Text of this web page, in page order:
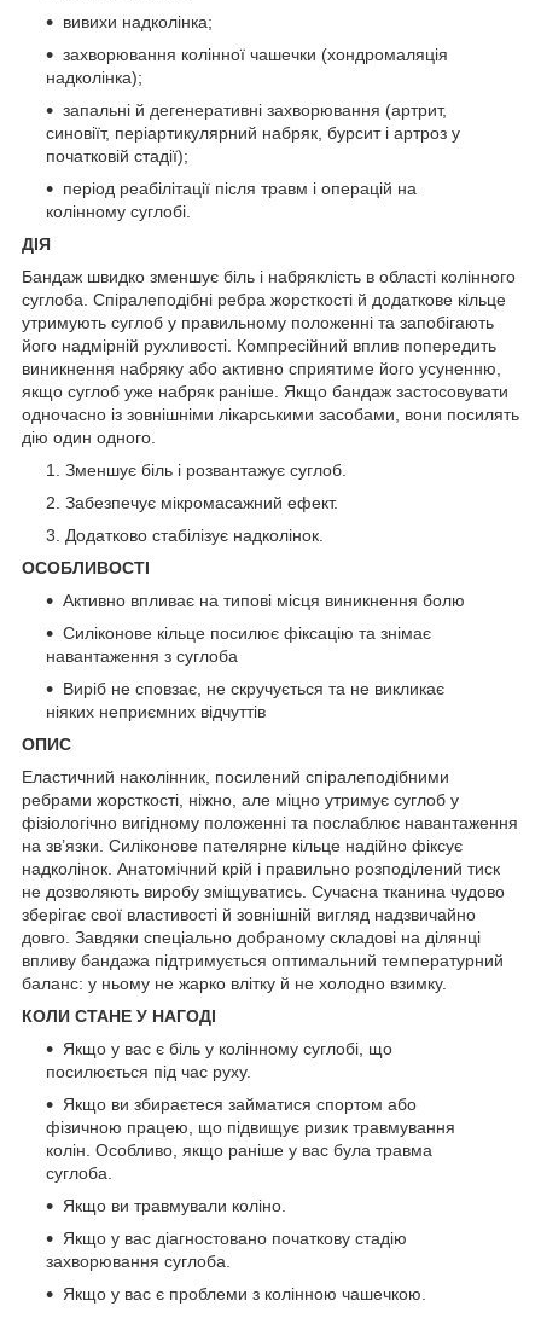
вивихи надколінка;
захворювання колінної чашечки (хондромаляція
надколінка);
запальні й дегенеративні захворювання (артрит,
синовіїт, періартикулярний набряк, бурсит і артроз у
початковій стадії);
період реабілітації після травм і операцій на
колінному суглобі.
ДІЯ
Бандаж швидко зменшує біль і набряклість в області колінного
суглоба. Спіралеподібні ребра жорсткості й додаткове кільце
утримують суглоб у правильному положенні та запобігають
його надмірній рухливості. Компресійний вплив попередить
виникнення набряку або активно сприятиме його усуненню,
якщо суглоб уже набряк раніше. Якщо бандаж застосовувати
одночасно із зовнішніми лікарськими засобами, вони посилять
дію один одного.
Зменшує біль і розвантажує суглоб.
Забезпечує мікромасажний ефект.
Додатково стабілізує надколінок.
ОСОБЛИВОСТІ
Активно впливає на типові місця виникнення болю
Силіконове кільце посилює фіксацію та знімає
навантаження з суглоба
Виріб не сповзає, не скручується та не викликає
ніяких неприємних відчуттів
ОПИС
Еластичний наколінник, посилений спіралеподібними
ребрами жорсткості, ніжно, але міцно утримує суглоб у
фізіологічно вигідному положенні та послаблює навантаження
на зв’язки. Силіконове пателярне кільце надійно фіксує
надколінок. Анатомічний крій і правильно розподілений тиск
не дозволяють виробу зміщуватись. Сучасна тканина чудово
зберігає свої властивості й зовнішній вигляд надзвичайно
довго. Завдяки спеціально добраному складові на ділянці
впливу бандажа підтримується оптимальний температурний
баланс: у ньому не жарко влітку й не холодно взимку.
КОЛИ СТАНЕ У НАГОДІ
Якщо у вас є біль у колінному суглобі, що
посилюється під час руху.
Якщо ви збираєтеся займатися спортом або
фізичною працею, що підвищує ризик травмування
колін. Особливо, якщо раніше у вас була травма
суглоба.
Якщо ви травмували коліно.
Якщо у вас діагностовано початкову стадію
захворювання суглоба.
Якщо у вас є проблеми з колінною чашечкою.